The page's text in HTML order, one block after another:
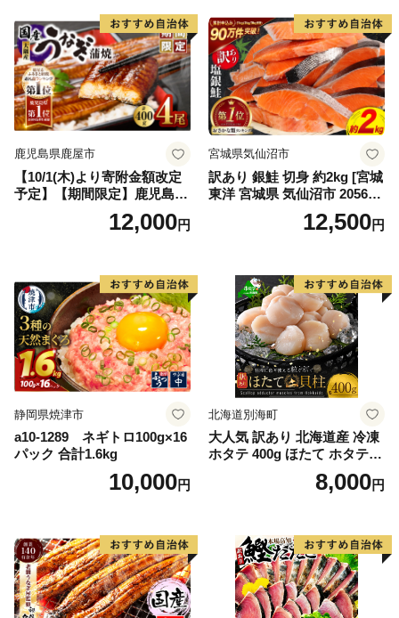
鹿児島県鹿屋市
【10/1(木)より寄附金額改定
予定】【期間限定】鹿児島県
大隅産うなぎ蒲焼4尾（400
g） KN007-02312,000円
宮城県気仙沼市
訳あり 銀鮭 切身 約2kg [宮城
東洋 宮城県 気仙沼市 205649
91] 鮭 魚介類 海鮮 訳アリ 規
格外 不揃い さけ サケ 鮭切身
切り身 魚 わけあり
12,500円
静岡県焼津市
a10-1289 ネギトロ100g×16
パック 合計1.6kg
10,000円
北海道別海町
大人気 訳あり 北海道産 冷凍
ホタテ 400g ほたて ホタテ
8,000円